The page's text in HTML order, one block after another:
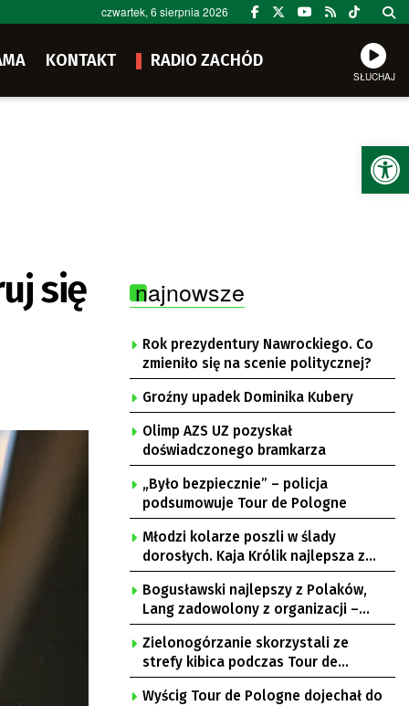
czwartek, 6 sierpnia 2026
KONTAKT RADIO ZACHÓD
SŁUCHAJ
się
najnowsze
Rok prezydentury Nawrockiego. Co
zmieniło się na scenie politycznej?
Groźny upadek Dominika Kubery
Olimp AZS UZ pozyskał
doświadczonego bramkarza
„Było bezpiecznie” – policja
podsumowuje Tour de Pologne
Młodzi kolarze poszli w ślady
dorosłych. Kaja Królik najlepsza z
Lubuszanek w Tour de Pologne Junior
Bogusławski najlepszy z Polaków,
Lang zadowolony z organizacji –
komentarze po 3. etapie Tour de
Pologne
Zielonogórzanie skorzystali ze
strefy kibica podczas Tour de
Pologne
Wyścig Tour de Pologne dojechał do